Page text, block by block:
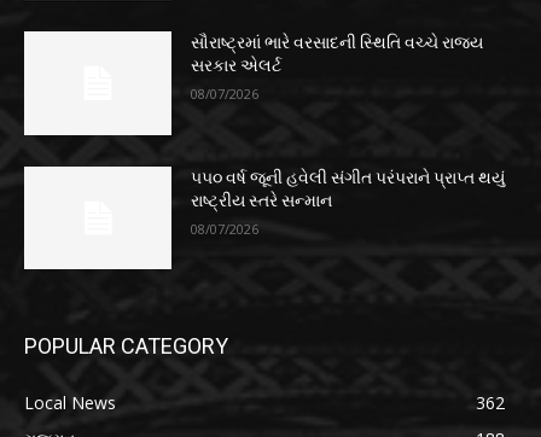
સૌરાષ્ટ્રમાં ભારે વરસાદની સ્થિતિ વચ્ચે રાજ્ય
સરકાર એલર્ટ
08/07/2026
૫૫૦ વર્ષ જૂની હવેલી સંગીત પરંપરાને પ્રાપ્ત થયું
રાષ્ટ્રીય સ્તરે સન્માન
08/07/2026
POPULAR CATEGORY
Local News
362